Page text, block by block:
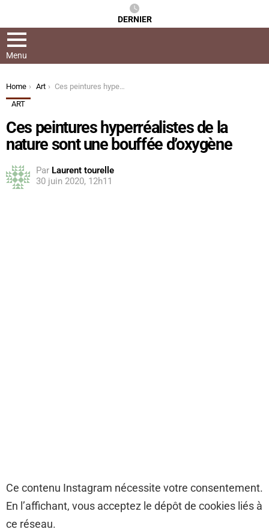
DERNIER
Menu
You are here:
Home Art
Ces peintures hyperréalistes de la nature sont une bouffée d’oxygène
ART
Ces peintures hyperréalistes de la
nature sont une bouffée d’oxygène
Par Laurent tourelle
30 juin 2020, 12h11
Ce contenu Instagram nécessite votre consentement.
En l’affichant, vous acceptez le dépôt de cookies liés à
ce réseau.